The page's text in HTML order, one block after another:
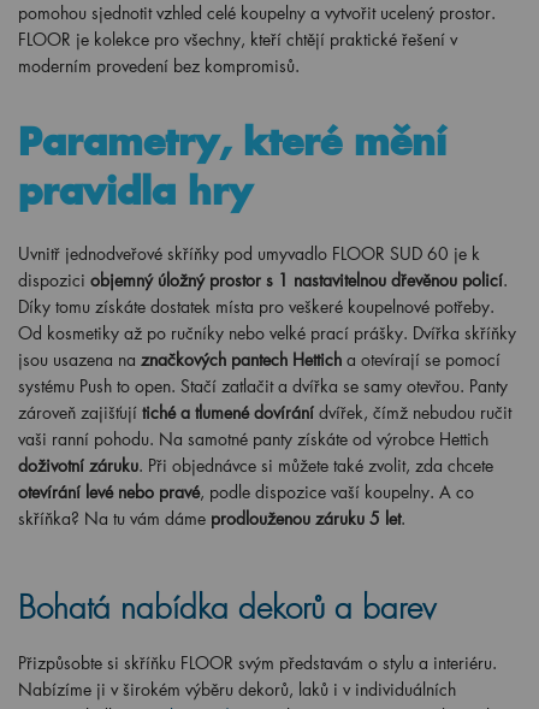
pomohou sjednotit vzhled celé koupelny a vytvořit ucelený prostor.
FLOOR je kolekce pro všechny, kteří chtějí praktické řešení v
moderním provedení bez kompromisů.
Parametry, které mění
pravidla hry
Uvnitř jednodveřové skříňky pod umyvadlo FLOOR SUD 60 je k
dispozici objemný úložný prostor s 1 nastavitelnou dřevěnou policí.
Díky tomu získáte dostatek místa pro veškeré koupelnové potřeby.
Od kosmetiky až po ručníky nebo velké prací prášky. Dvířka skříňky
jsou usazena na značkových pantech Hettich a otevírají se pomocí
systému Push to open. Stačí zatlačit a dvířka se samy otevřou. Panty
zároveň zajišťují tiché a tlumené dovírání dvířek, čímž nebudou ručit
vaši ranní pohodu. Na samotné panty získáte od výrobce Hettich
doživotní záruku. Při objednávce si můžete také zvolit, zda chcete
otevírání levé nebo pravé, podle dispozice vaší koupelny. A co
skříňka? Na tu vám dáme prodlouženou záruku 5 let.
Bohatá nabídka dekorů a barev
Přizpůsobte si skříňku FLOOR svým představám o stylu a interiéru.
Nabízíme ji v širokém výběru dekorů, laků i v individuálních